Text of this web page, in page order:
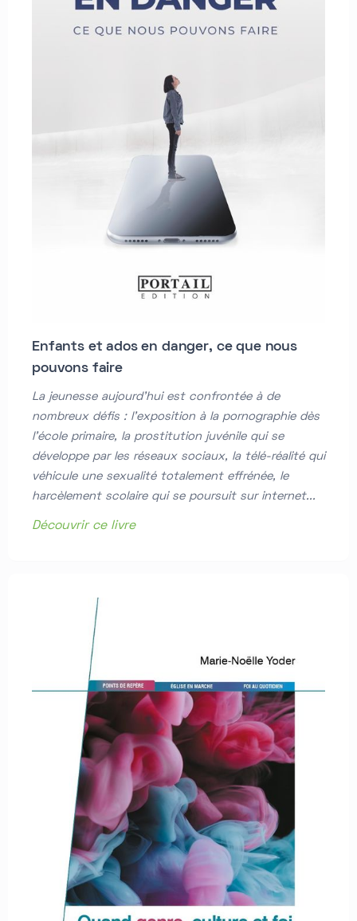
Enfants et ados en danger, ce que nous
pouvons faire
La jeunesse aujourd'hui est confrontée à de
nombreux défis : l'exposition à la pornographie dès
l'école primaire, la prostitution juvénile qui se
développe par les réseaux sociaux, la télé-réalité qui
véhicule une sexualité totalement effrénée, le
harcèlement scolaire qui se poursuit sur internet...
Découvrir ce livre